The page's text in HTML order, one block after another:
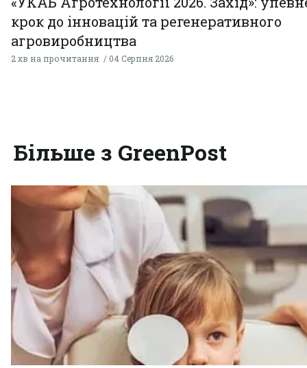
крок до інновацій та регенеративного
агровиробництва
2 хв на прочитання 04 Серпня 2026
Більше з GreenPost